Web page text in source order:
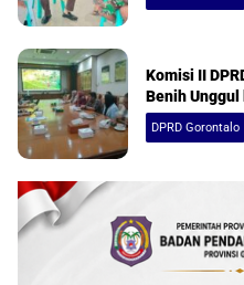
Komisi II
Benih
DPRD Gorontalo